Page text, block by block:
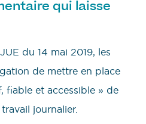
qui laisse
du 14 mai 2019, les
de mettre en place
fiable et accessible » de
journalier.